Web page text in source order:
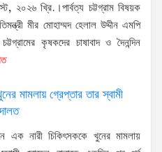
২০২৬ খ্রি.।পার্বত্য চট্টগ্রাম বিষয়ক
মীর মোহাম্মদ হেলাল উদ্দীন এমপি
কৃষকদের চাষাবাদ ও দৈনন্দিন
মামলায় গ্রেপ্তার তার স্বামী
এক নারী চিকিৎসককে খুনের মামলায়